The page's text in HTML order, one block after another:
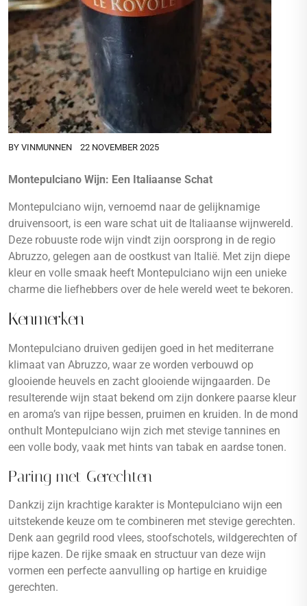
BY VINMUNNEN 22 NOVEMBER 2025
Montepulciano Wijn: Een Italiaanse Schat
Montepulciano wijn, vernoemd naar de gelijknamige
druivensoort, is een ware schat uit de Italiaanse wijnwereld.
Deze robuuste rode wijn vindt zijn oorsprong in de regio
Abruzzo, gelegen aan de oostkust van Italië. Met zijn diepe
kleur en volle smaak heeft Montepulciano wijn een unieke
charme die liefhebbers over de hele wereld weet te bekoren.
Kenmerken
Montepulciano druiven gedijen goed in het mediterrane
klimaat van Abruzzo, waar ze worden verbouwd op
glooiende heuvels en zacht glooiende wijngaarden. De
resulterende wijn staat bekend om zijn donkere paarse kleur
en aroma’s van rijpe bessen, pruimen en kruiden. In de mond
onthult Montepulciano wijn zich met stevige tannines en
een volle body, vaak met hints van tabak en aardse tonen.
Paring met Gerechten
Dankzij zijn krachtige karakter is Montepulciano wijn een
uitstekende keuze om te combineren met stevige gerechten.
Denk aan gegrild rood vlees, stoofschotels, wildgerechten of
rijpe kazen. De rijke smaak en structuur van deze wijn
vormen een perfecte aanvulling op hartige en kruidige
gerechten.